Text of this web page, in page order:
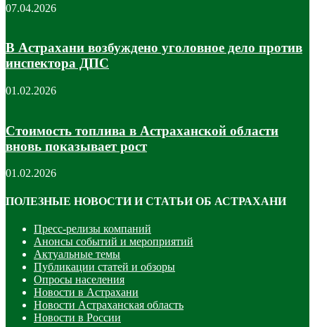
07.04.2026
В Астрахани возбуждено уголовное дело против
инспектора ДПС
01.02.2026
Стоимость топлива в Астраханской области
вновь показывает рост
01.02.2026
ПОЛЕЗНЫЕ НОВОСТИ И СТАТЬИ ОБ АСТРАХАНИ
Пресс-релизы компаний
Анонсы событий и мероприятий
Актуальные темы
Публикации статей и обзоры
Опросы населения
Новости в Астрахани
Новости Астраханская область
Новости в России